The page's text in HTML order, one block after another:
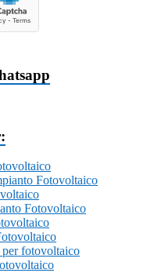
Fotovoltaico
Fotovoltaico
fotovoltaico